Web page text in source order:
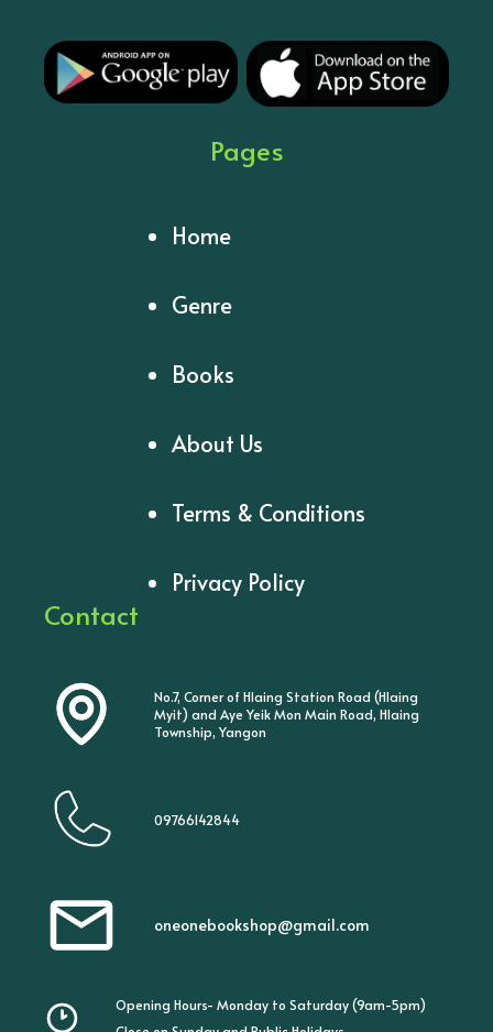
Pages
Home
Genre
Books
About Us
Terms & Conditions
Privacy Policy
Contact
No.7, Corner of Hlaing Station Road (Hlaing
Myit) and Aye Yeik Mon Main Road, Hlaing
Township, Yangon
09766142844
oneonebookshop@gmail.com
Opening Hours- Monday to Saturday (9am-5pm)